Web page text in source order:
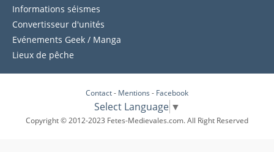
Informations séismes
Convertisseur d'unités
Evénements Geek / Manga
Lieux de pêche
Contact- Mentions - Facebook
Select Language ▼
Copyright © 2012-2023 Fetes-Medievales.com. All Right Reserved